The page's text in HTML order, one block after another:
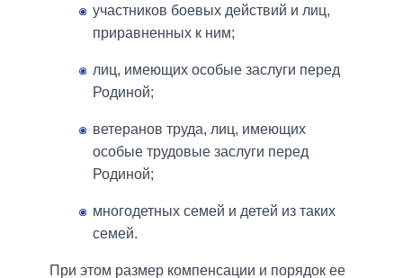
участников боевых действий и лиц,
приравненных к ним;
лиц, имеющих особые заслуги перед
Родиной;
ветеранов труда, лиц, имеющих
особые трудовые заслуги перед
Родиной;
многодетных семей и детей из таких
семей.
При этом размер компенсации и порядок ее